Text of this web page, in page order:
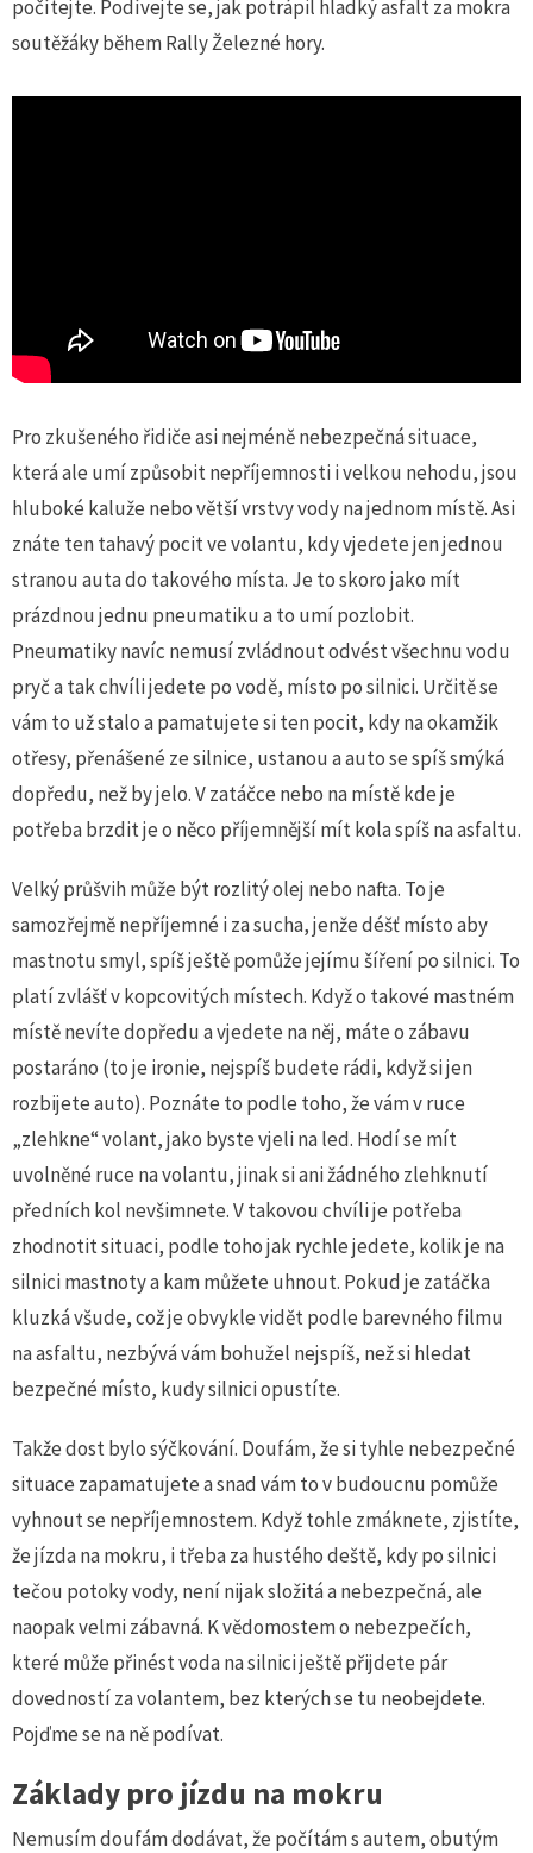
počítejte. Podívejte se, jak potrápil hladký asfalt za mokra
soutěžáky během Rally Železné hory.
Pro zkušeného řidiče asi nejméně nebezpečná situace,
která ale umí způsobit nepříjemnosti i velkou nehodu, jsou
hluboké kaluže nebo větší vrstvy vody na jednom místě. Asi
znáte ten tahavý pocit ve volantu, kdy vjedete jen jednou
stranou auta do takového místa. Je to skoro jako mít
prázdnou jednu pneumatiku a to umí pozlobit.
Pneumatiky navíc nemusí zvládnout odvést všechnu vodu
pryč a tak chvíli jedete po vodě, místo po silnici. Určitě se
vám to už stalo a pamatujete si ten pocit, kdy na okamžik
otřesy, přenášené ze silnice, ustanou a auto se spíš smýká
dopředu, než by jelo. V zatáčce nebo na místě kde je
potřeba brzdit je o něco příjemnější mít kola spíš na asfaltu.
Velký průšvih může být rozlitý olej nebo nafta. To je
samozřejmě nepříjemné i za sucha, jenže déšť místo aby
mastnotu smyl, spíš ještě pomůže jejímu šíření po silnici. To
platí zvlášť v kopcovitých místech. Když o takové mastném
místě nevíte dopředu a vjedete na něj, máte o zábavu
postaráno (to je ironie, nejspíš budete rádi, když si jen
rozbijete auto). Poznáte to podle toho, že vám v ruce
„zlehkne“ volant, jako byste vjeli na led. Hodí se mít
uvolněné ruce na volantu, jinak si ani žádného zlehknutí
předních kol nevšimnete. V takovou chvíli je potřeba
zhodnotit situaci, podle toho jak rychle jedete, kolik je na
silnici mastnoty a kam můžete uhnout. Pokud je zatáčka
kluzká všude, což je obvykle vidět podle barevného filmu
na asfaltu, nezbývá vám bohužel nejspíš, než si hledat
bezpečné místo, kudy silnici opustíte.
Takže dost bylo sýčkování. Doufám, že si tyhle nebezpečné
situace zapamatujete a snad vám to v budoucnu pomůže
vyhnout se nepříjemnostem. Když tohle zmáknete, zjistíte,
že jízda na mokru, i třeba za hustého deště, kdy po silnici
tečou potoky vody, není nijak složitá a nebezpečná, ale
naopak velmi zábavná. K vědomostem o nebezpečích,
které může přinést voda na silnici ještě přijdete pár
dovedností za volantem, bez kterých se tu neobejdete.
Pojďme se na ně podívat.
Základy pro jízdu na mokru
Nemusím doufám dodávat, že počítám s autem, obutým